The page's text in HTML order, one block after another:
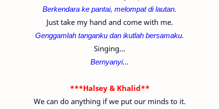
Berkendara ke pantai, melompat di lautan.
Just take my hand and come with me.
Genggamlah tanganku dan ikutlah bersamaku.
Singing...
Bernyanyi...
***Halsey & Khalid**
We can do anything if we put our minds to it.